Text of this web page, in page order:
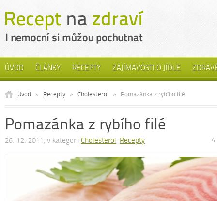
ÚVOD ČLÁNKY RECEPTY ZAJÍMAVOSTI O JÍDLE
Úvod » Recepty » Cholesterol » Pomazánka z rybího filé
Pomazánka z rybího filé
26. 12. 2011, v kategorii Cholesterol, Recepty 4